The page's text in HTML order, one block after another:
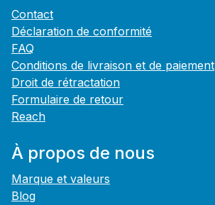
Contact
Déclaration de conformité
FAQ
Conditions de livraison et de paiement
Droit de rétractation
Formulaire de retour
Reach
À propos de nous
Marque et valeurs
Blog